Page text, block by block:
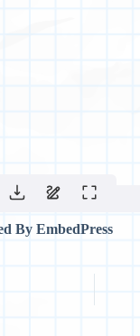
By EmbedPress